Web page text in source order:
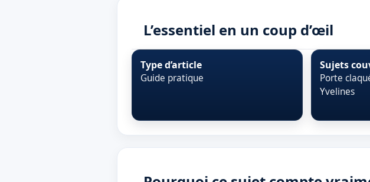
L’essentiel en un coup d’œil
Type d’article
Guide pratique
Sujets
Porte
Yvelines